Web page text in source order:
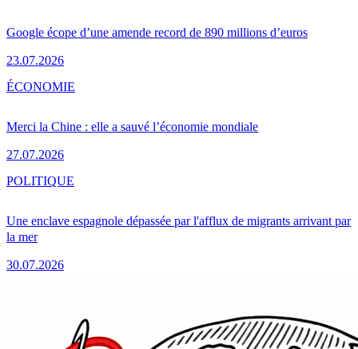
Google écope d’une amende record de 890 millions d’euros
23.07.2026
Merci la Chine : elle a sauvé l’économie mondiale
27.07.2026
ÉCONOMIE
Une enclave espagnole dépassée par l'afflux de migrants arrivant par
la mer
30.07.2026
POLITIQUE